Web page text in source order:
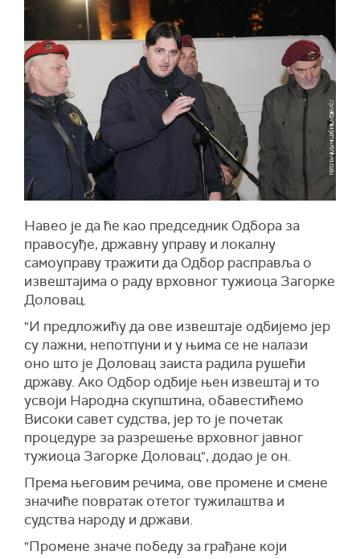
Навео је да ће као председник Одбора за
правосуђе, државну управу и локалну
самоуправу тражити да Одбор расправља о
извештајима о раду врховног тужиоца Загорке
Доловац.
"И предложићу да ове извештаје одбијемо јер
су лажни, непотпуни и у њима се не налази
оно што је Доловац заиста радила рушећи
државу. Ако Одбор одбије њен извештај и то
усвоји Народна скупштина, обавестићемо
Високи савет судства, јер то је почетак
процедуре за разрешење врховног јавног
тужиоца Загорке Доловац", додао је он.
Према његовим речима, ове промене и смене
значиће повратак отетог тужилаштва и
судства народу и држави.
"Промене значе победу за грађане који